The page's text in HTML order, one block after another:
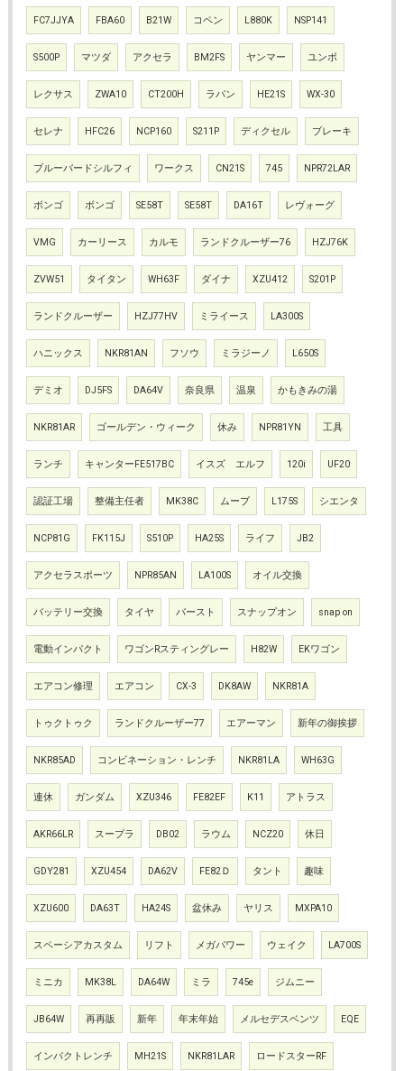
FC7JJYA FBA60 B21W コペン L880K NSP141
S500P マツダ アクセラ BM2FS ヤンマー ユンボ
レクサス ZWA10 CT200H ラパン HE21S WX-30
セレナ HFC26 NCP160 S211P ディクセル ブレーキ
ブルーバードシルフィ ワークス CN21S 745 NPR72LAR
ボンゴ ボンゴ SE58T SE58T DA16T レヴォーグ
VMG カーリース カルモ ランドクルーザー76 HZJ76K
ZVW51 タイタン WH63F ダイナ XZU412 S201P
ランドクルーザー HZJ77HV ミライース LA300S
ハニックス NKR81AN フソウ ミラジーノ L650S
デミオ DJ5FS DA64V 奈良県 温泉 かもきみの湯
NKR81AR ゴールデン・ウィーク 休み NPR81YN 工具
ランチ キャンターFE517BC イスズ エルフ 120i UF20
認証工場 整備主任者 MK38C ムーブ L175S シエンタ
NCP81G FK115J S510P HA25S ライフ JB2
アクセラスポーツ NPR85AN LA100S オイル交換
バッテリー交換 タイヤ バースト スナップオン snap on
電動インパクト ワゴンRスティングレー H82W EKワゴン
エアコン修理 エアコン CX-3 DK8AW NKR81A
トゥクトゥク ランドクルーザー77 エアーマン 新年の御挨拶
NKR85AD コンビネーション・レンチ NKR81LA WH63G
連休 ガンダム XZU346 FE82EF K11 アトラス
AKR66LR スープラ DB02 ラウム NCZ20 休日
GDY281 XZU454 DA62V FE82Ｄ タント 趣味
XZU600 DA63T HA24S 盆休み ヤリス MXPA10
スペーシアカスタム リフト メガパワー ウェイク LA700S
ミニカ MK38L DA64W ミラ 745e ジムニー
JB64W 再再販 新年 年末年始 メルセデスベンツ EQE
インパクトレンチ MH21S NKR81LAR ロードスターRF